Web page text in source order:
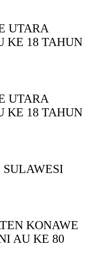
UTARA
KE 18 TAHUN
UTARA
KE 18 TAHUN
SULAWESI
KONAWE
AU KE 80